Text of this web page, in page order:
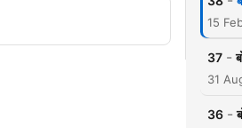
15
37 -
31
36 -